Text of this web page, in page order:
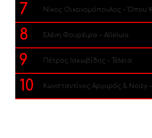
7 Νίκος Οικονομόπουλος – Όπου
8 Ελένη Φουρέιρα – Alleluia
9 Πέτρος Ιακωβίδης – Τέλεια
10 Κωνσταντίνος Αργυρός & Noizy